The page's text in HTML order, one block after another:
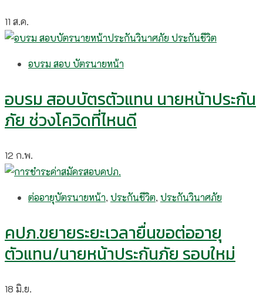
11 ส.ค.
อบรม สอบ บัตรนายหน้า
อบรม สอบบัตรตัวแทน นายหน้าประกัน
ภัย ช่วงโควิดที่ไหนดี
12 ก.พ.
ต่ออายุบัตรนายหน้า, ประกันชีวิต, ประกันวินาศภัย
คปภ.ขยายระยะเวลายื่นขอต่ออายุ
ตัวแทน/นายหน้าประกันภัย รอบใหม่
18 มิ.ย.